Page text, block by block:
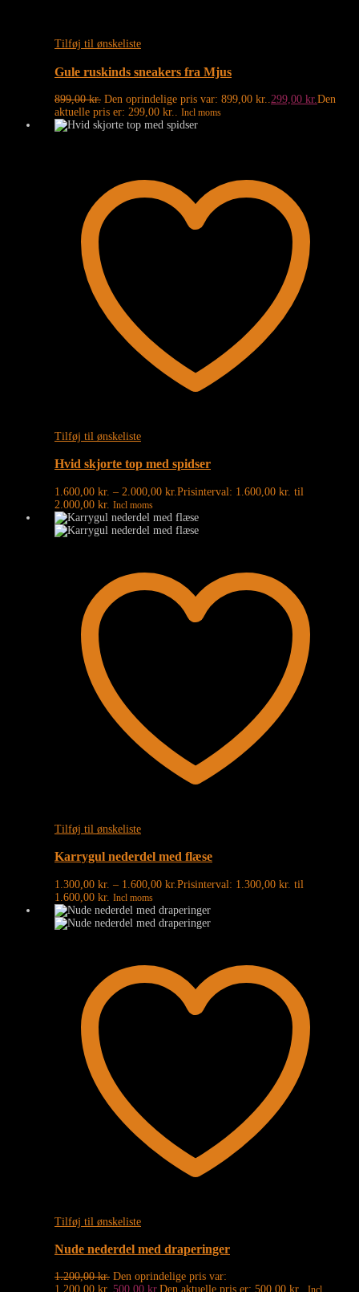
Tilføj til ønskeliste
Gule ruskinds sneakers fra Mjus
899,00kr. Den oprindelige pris var: 899,00 kr..299,00 kr.Den
aktuelle pris er: 299,00 kr.. Incl moms
Tilføj til ønskeliste
Hvid skjorte top med spidser
1.600,00 kr. – 2.000,00 kr. Prisinterval: 1.600,00 kr. til
2.000,00 kr. Incl moms
Tilføj til ønskeliste
Karrygul nederdel med flæse
1.300,00 kr. – 1.600,00 kr. Prisinterval: 1.300,00 kr. til
1.600,00 kr. Incl moms
Tilføj til ønskeliste
Nude nederdel med draperinger
1.200,00kr. Den oprindelige pris var:
1.200,00 kr..500,00 kr.Den aktuelle pris er: 500,00 kr..